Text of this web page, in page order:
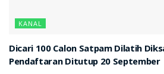
KANAL
Dicari 100 Calon Satpam Dilatih
Pendaftaran Ditutup 20 September